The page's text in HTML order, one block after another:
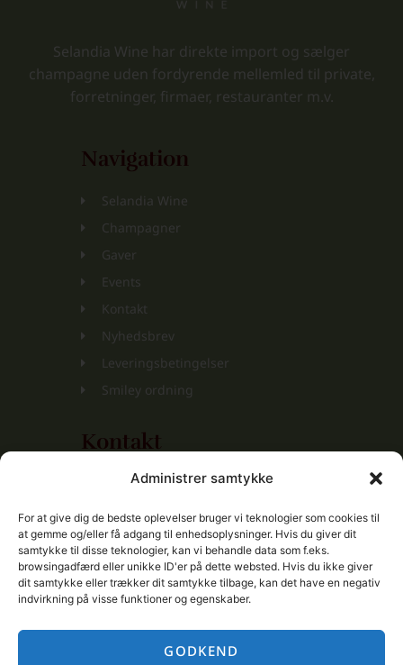
Administrer samtykke
For at give dig de bedste oplevelser bruger vi teknologier som cookies til
at gemme og/eller få adgang til enhedsoplysninger. Hvis du giver dit
samtykke til disse teknologier, kan vi behandle data som f.eks.
browsingadfærd eller unikke ID'er på dette websted. Hvis du ikke giver
dit samtykke eller trækker dit samtykke tilbage, kan det have en negativ
indvirkning på visse funktioner og egenskaber.
GODKEND
Selandia Wine har direkte import og sælger
champagne uden fordyrende mellemled til private,
forretninger, firmaer, restauranter m.v.
Navigation
Selandia Wine
Champagner
Gaver
Events
Kontakt
Nyhedsbrev
Leveringsbetingelser
Smiley ordning
Kontakt
Selandia Wine ApS
Mathilde Parken 23, 4. th.
3400 Hillerød
CVR-nr.: 41880677
+45 4118 0999